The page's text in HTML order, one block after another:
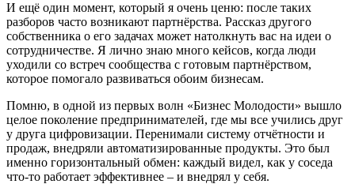
И ещё один момент, который я очень ценю: после таких
разборов часто возникают партнёрства. Рассказ другого
собственника о его задачах может натолкнуть вас на идеи о
сотрудничестве. Я лично знаю много кейсов, когда люди
уходили со встреч сообщества с готовым партнёрством,
которое помогало развиваться обоим бизнесам.
Помню, в одной из первых волн «Бизнес Молодости» вышло
целое поколение предпринимателей, где мы все учились друг
у друга цифровизации. Перенимали систему отчётности и
продаж, внедряли автоматизированные продукты. Это был
именно горизонтальный обмен: каждый видел, как у соседа
что-то работает эффективнее – и внедрял у себя.